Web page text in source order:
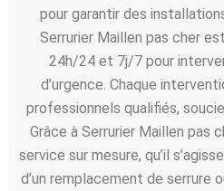
pour garantir des
Serrurier Maillen pas cher
24h/24 et 7j/7 pour
d’urgence. Chaque
professionnels qualifiés,
Grâce à Serrurier Maillen pas
service sur mesure, qu’il
d’un remplacement de serrure